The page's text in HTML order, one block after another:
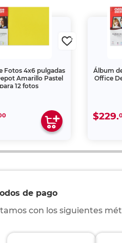
Fotos 4x6 pulgadas
Amarillo Pastel
para 12 fotos
Álbum
Office
$229.
de pago
con los siguientes